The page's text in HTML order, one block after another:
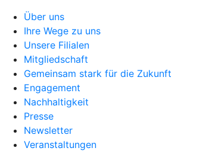
Über uns
Ihre Wege zu uns
Unsere Filialen
Mitgliedschaft
Gemeinsam stark für die Zukunft
Engagement
Nachhaltigkeit
Presse
Newsletter
Veranstaltungen